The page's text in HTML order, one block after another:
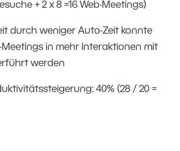
+ 2 x 8 =16 Web-Meetings)
durch weniger Auto-Zeit konnte
in mehr Interaktionen mit
werden
40% (28 / 20 =